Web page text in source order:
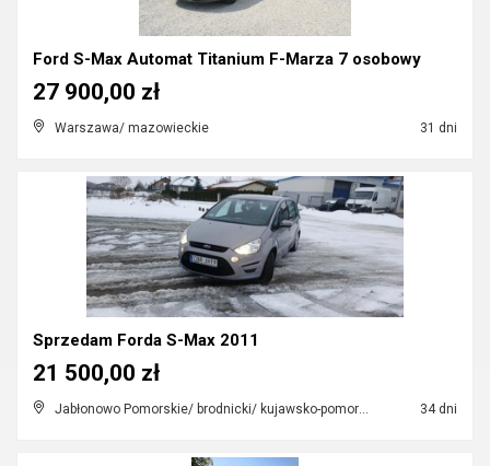
Ford S-Max Automat Titanium F-Marza 7 osobowy
Warszawa/ mazowieckie 31 dni
27 900,00 zł
Sprzedam Forda S-Max 2011
Jabłonowo Pomorskie/ brodnicki/ kujawsko-pomorskie 34 dni
21 500,00 zł